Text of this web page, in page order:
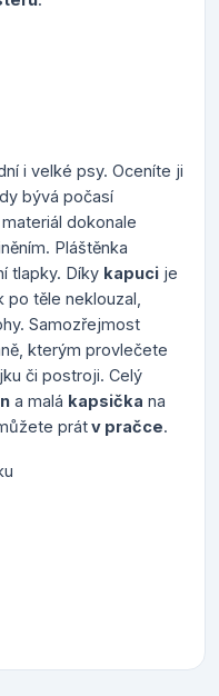
i velké psy. Oceníte ji
bývá počasí
materiál dokonale
Pláštěnka
tlapky. Díky kapuci je
po těle neklouzal,
Samozřejmost
kterým provlečete
či postroji. Celý
a malá kapsička na
prátv pračce.